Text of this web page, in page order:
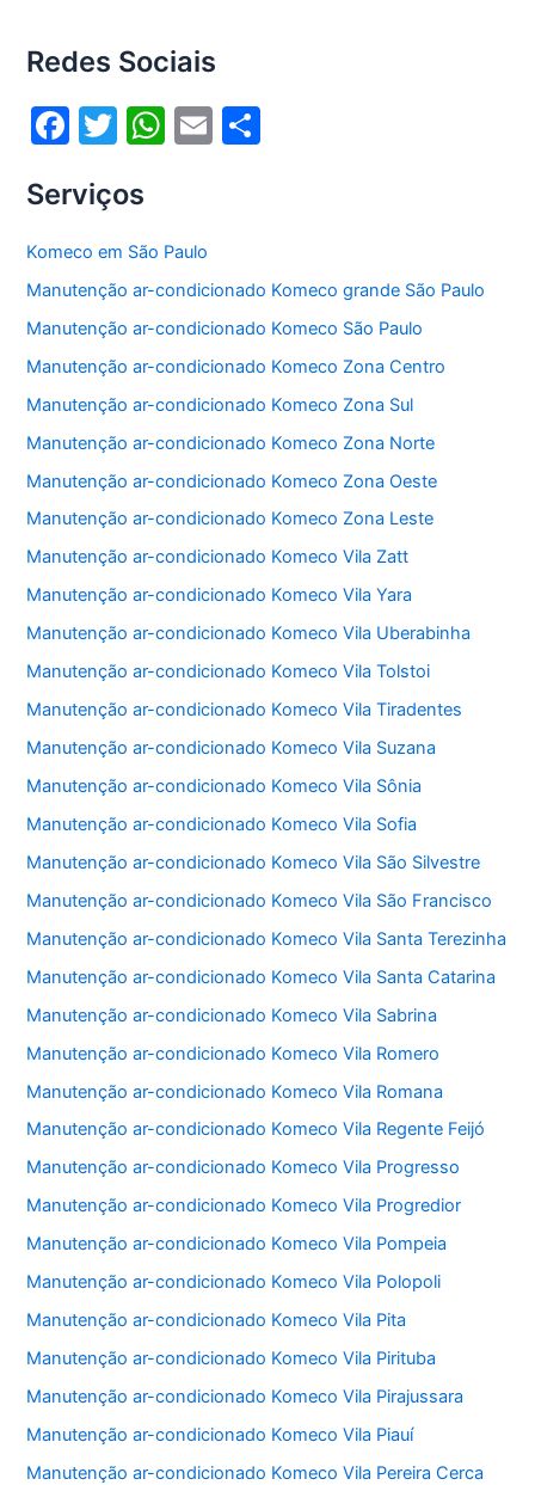
Redes Sociais
F
c
e
b
o
o
k
T
itt
er
W
s
A
p
p
E
Serviços
Komeco em São Paulo
Manutenção ar-condicionado Komeco grande São Paulo
Manutenção ar-condicionado Komeco São Paulo
Manutenção ar-condicionado Komeco Zona Centro
Manutenção ar-condicionado Komeco Zona Sul
Manutenção ar-condicionado Komeco Zona Norte
Manutenção ar-condicionado Komeco Zona Oeste
Manutenção ar-condicionado Komeco Zona Leste
Manutenção ar-condicionado Komeco Vila Zatt
Manutenção ar-condicionado Komeco Vila Yara
Manutenção ar-condicionado Komeco Vila Uberabinha
Manutenção ar-condicionado Komeco Vila Tolstoi
Manutenção ar-condicionado Komeco Vila Tiradentes
Manutenção ar-condicionado Komeco Vila Suzana
Manutenção ar-condicionado Komeco Vila Sônia
Manutenção ar-condicionado Komeco Vila Sofia
Manutenção ar-condicionado Komeco Vila São Silvestre
Manutenção ar-condicionado Komeco Vila São Francisco
Manutenção ar-condicionado Komeco Vila Santa Terezinha
Manutenção ar-condicionado Komeco Vila Santa Catarina
Manutenção ar-condicionado Komeco Vila Sabrina
Manutenção ar-condicionado Komeco Vila Romero
Manutenção ar-condicionado Komeco Vila Romana
Manutenção ar-condicionado Komeco Vila Regente Feijó
Manutenção ar-condicionado Komeco Vila Progresso
Manutenção ar-condicionado Komeco Vila Progredior
Manutenção ar-condicionado Komeco Vila Pompeia
Manutenção ar-condicionado Komeco Vila Polopoli
Manutenção ar-condicionado Komeco Vila Pita
Manutenção ar-condicionado Komeco Vila Pirituba
Manutenção ar-condicionado Komeco Vila Pirajussara
Manutenção ar-condicionado Komeco Vila Piauí
Manutenção ar-condicionado Komeco Vila Pereira Cerca